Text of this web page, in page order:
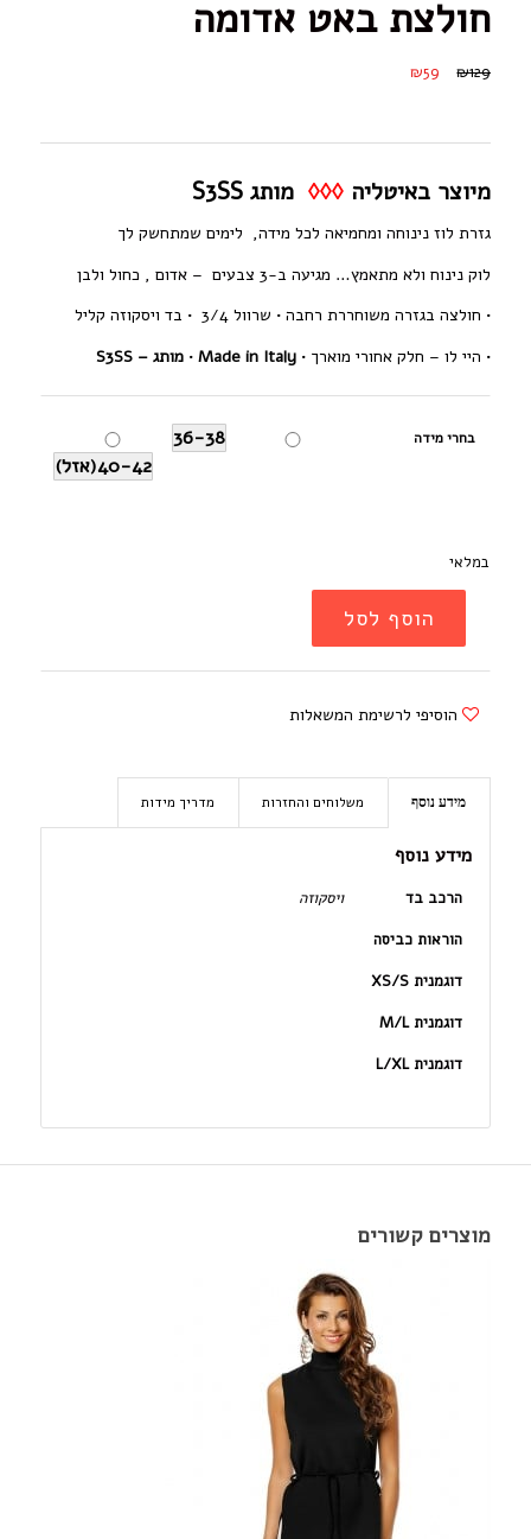
חולצת באט אדומה
₪129
₪59
מיוצר באיטליה ◊◊◊ מותג S3SS
גזרת לוז נינוחה ומחמיאה לכל מידה, לימים שמתחשק לך
לוק נינוח ולא מתאמץ… מגיעה ב-3 צבעים – אדום , כחול ולבן
• חולצה בגזרה משוחררת רחבה • שרוול 3/4 •
בד ויסקוזה קליל
• היי לו – חלק אחורי מוארך • Made in Italy
• מותג – S3SS
בחרי מידה
36-38
40-42(אזל)
במלאי
הוסף לסל
הוסיפי לרשימת המשאלות
מידע נוסף משלוחים והחזרות מדריך מידות
מידע נוסף
הרכב בד
ויסקוזה
הוראות כביסה
דוגמנית XS/S
דוגמנית M/L
דוגמנית L/XL
מוצרים קשורים